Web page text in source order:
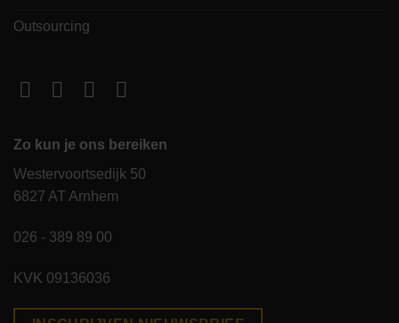
Outsourcing
Zo kun je ons bereiken
Westervoortsedijk 50
6827 AT Arnhem
026 - 389 89 00
KVK 09136036